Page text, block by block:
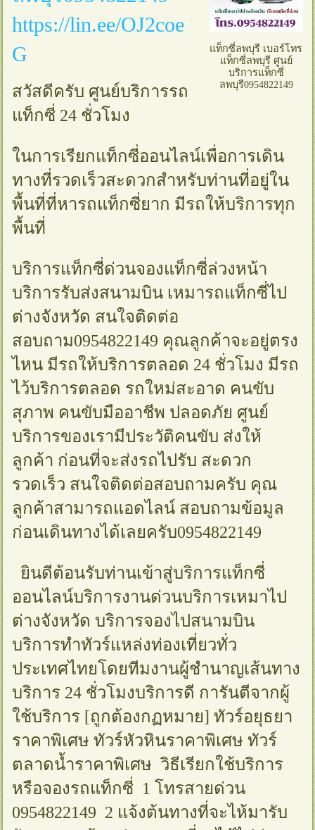
แท็กซี่ลพบุรี เบอร์โทร
แท็กซี่ลพบุรี ศูนย์
บริการแท็กซี่
ลพบุรี0954822149
https://lin.ee/OJ2coe
G
สวัสดีครับ ศูนย์บริการรถ
แท็กซี่ 24 ชั่วโมง
ในการเรียกแท็กซี่ออนไลน์เพื่อการเดิน
ทางที่รวดเร็วสะดวกสำหรับท่านที่อยู่ใน
พื้นที่ที่หารถแท็กซี่ยาก มีรถให้บริการทุก
พื้นที่
บริการแท็กซี่ด่วนจองแท็กซี่ล่วงหน้า
บริการรับส่งสนามบิน เหมารถแท็กซี่ไป
ต่างจังหวัด สนใจติดต่อ
สอบถาม0954822149 คุณลูกค้าจะอยู่ตรง
ไหน มีรถให้บริการตลอด 24 ชั่วโมง มีรถ
ไว้บริการตลอด รถใหม่สะอาด คนขับ
สุภาพ คนขับมืออาชีพ ปลอดภัย ศูนย์
บริการของเรามีประวัติคนขับ ส่งให้
ลูกค้า ก่อนที่จะส่งรถไปรับ สะดวก
รวดเร็ว สนใจติดต่อสอบถามครับ คุณ
ลูกค้าสามารถแอดไลน์ สอบถามข้อมูล
ก่อนเดินทางได้เลยครับ0954822149
ยินดีต้อนรับท่านเข้าสู่บริการแท็กซี่
ออนไลน์บริการงานด่วนบริการเหมาไป
ต่างจังหวัด บริการจองไปสนามบิน
บริการทำทัวร์แหล่งท่องเที่ยวทั่ว
ประเทศไทยโดยทีมงานผู้ชำนาญเส้นทาง
บริการ 24 ชั่วโมงบริการดี การันตีจากผู้
ใช้บริการ [ถูกต้องกฏหมาย] ทัวร์อยุธยา
ราคาพิเศษ ทัวร์หัวหินราคาพิเศษ ทัวร์
ตลาดน้ำราคาพิเศษ วิธีเรียกใช้บริการ
หรือจองรถแท็กซี่ 1 โทรสายด่วน
0954822149 2 แจ้งต้นทางที่จะไห้มารับ